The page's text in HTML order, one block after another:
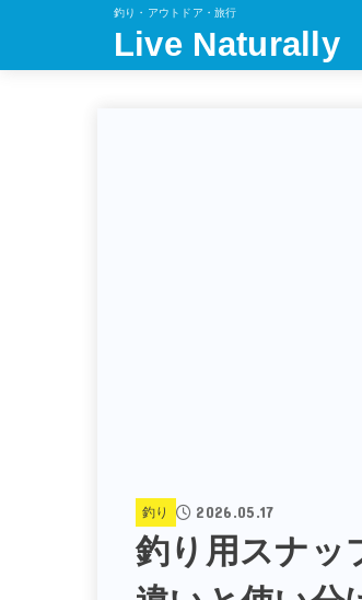
釣り・アウトドア・旅行
Live Naturally
釣り 2026.05.17
釣り用スナッ